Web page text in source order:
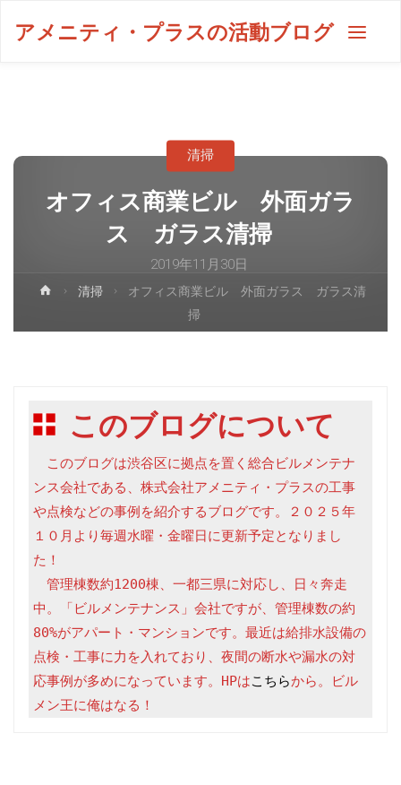
アメニティ・プラスの活動ブログ
オフィス商業ビル 外面ガラ
ス ガラス清掃
2019年11月30日
清掃
清掃
オフィス商業ビル 外面ガラス ガラス清
掃
このブログについて
このブログは渋谷区に拠点を置く総合ビルメンテナ
ンス会社である、株式会社アメニティ・プラスの工事
や点検などの事例を紹介するブログです。２０２５年
１０月より毎週水曜・金曜日に更新予定となりまし
た！
管理棟数約1200棟、一都三県に対応し、日々奔走
中。「ビルメンテナンス」会社ですが、管理棟数の約
80%がアパート・マンションです。最近は給排水設備の
点検・工事に力を入れており、夜間の断水や漏水の対
応事例が多めになっています。HPはこちらから。ビル
メン王に俺はなる！